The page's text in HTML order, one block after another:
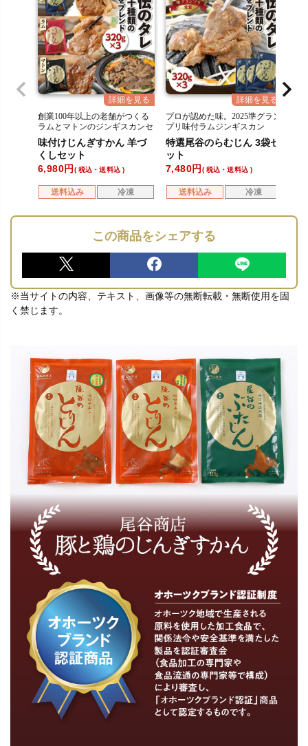
創業100年以上の老舗がつくる
ラムとマトンのジンギスカンセ
ット
味付けじんぎすかん 羊づ
くしセット
送料込み 冷凍
6,980 税込・送料込
プロが認めた味。2025準グラン
プリ味付ラムジンギスカン
特選尾谷のらむじん 3袋セ
ット
送料込み 冷凍
7,480 税込・送料込
この商品をシェアする
※当サイトの内容、テキスト、画像等の無断転載・無断使用を固
く禁じます。